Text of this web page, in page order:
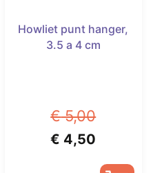
Howliet punt hanger,
3.5 a 4 cm
€5,00
€ 4,50
prijs